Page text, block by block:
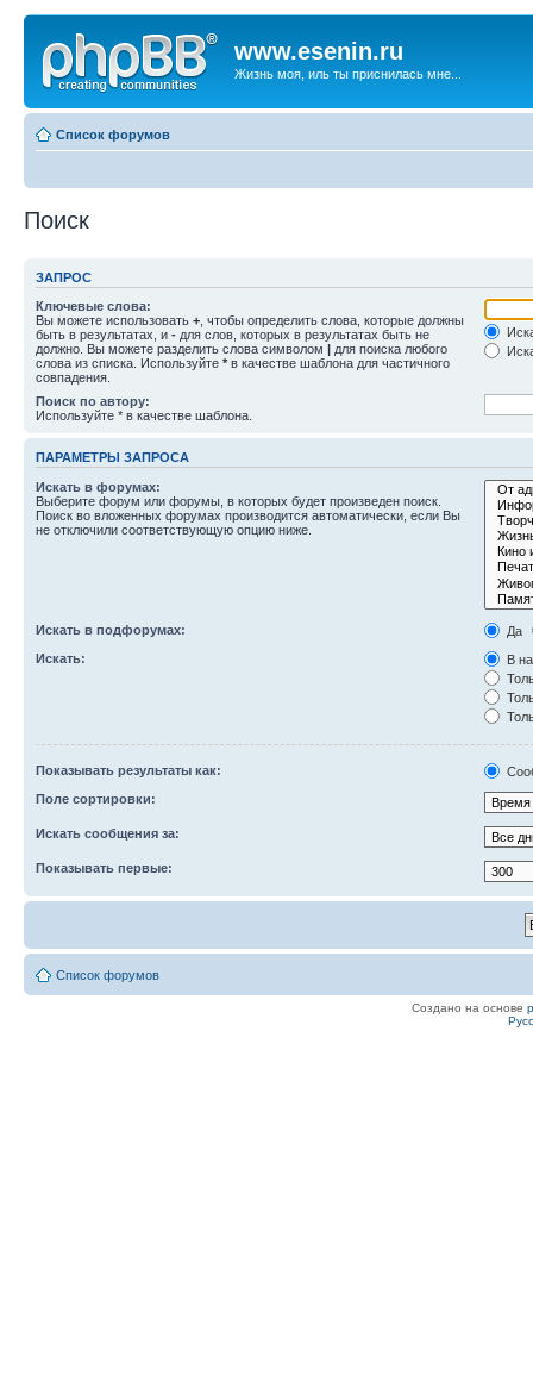
www.esenin.ru
Жизнь моя, иль ты приснилась мне...
Список форумов
Поиск
ЗАПРОС
Ключевые слова:
Вы можете использовать + , чтобы определить слова, которые должны
быть в результатах, и - для слов, которых в результатах быть не
должно. Вы можете разделить слова символом | для поиска любого
слова из списка. Используйте * в качестве шаблона для частичного
совпадения.
Поиск по автору:
Используйте * в качестве шаблона.
ПАРАМЕТРЫ ЗАПРОСА
Искать в форумах:
Выберите форум или форумы, в которых будет произведен поиск.
Поиск во вложенных форумах производится автоматически, если Вы
не отключили соответствующую опцию ниже.
Искать в подфорумах:
Да
Искать:
В
Показывать результаты как:
Поле сортировки:
Искать сообщения за:
Показывать первые:
Список форумов
Создано на основе